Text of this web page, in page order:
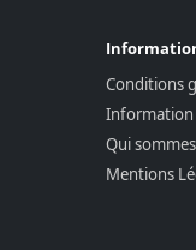
Conditions
Information
Qui
Mentions